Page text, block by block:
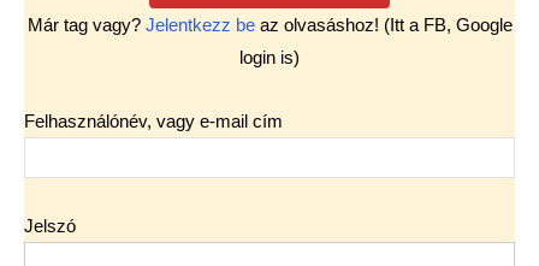
Már tag vagy? Jelentkezz beaz olvasáshoz! (Itt a FB, Google
login is)
Felhasználónév, vagy e-mail cím
Jelszó